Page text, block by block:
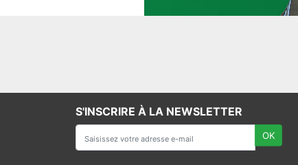
S'INSCRIRE À LA NEWSLETTER